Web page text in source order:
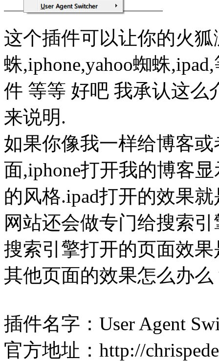
这个插件可以让你的火
蛛,iphone,yahoo蜘蛛
件 等等 好吧 我承认这么
来说明.
如果你像我一样给博客
面,iphone打开我的博客
的风格.ipad打开的效果
网站还会做专门给搜索
搜索引擎打开的页面效
其他页面的效果怎么办
插件名字：User Agent
官方地址：http://